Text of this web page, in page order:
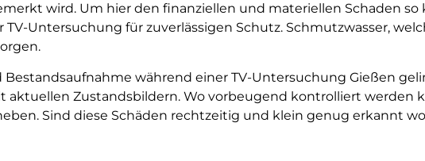
wird. Um hier den finanziellen und materiellen Schaden so
Untersuchung für zuverlässigen Schutz. Schmutzwasser,
während einer TV-Untersuchung Gießen
Zustandsbildern. Wo vorbeugend kontrolliert werden
Sind diese Schäden rechtzeitig und klein genug erkannt